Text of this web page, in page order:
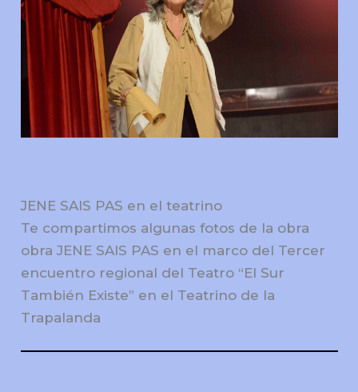
JENE SAIS PAS en el teatrino
Te compartimos algunas fotos de la obra
obra JENE SAIS PAS en el marco del Tercer
encuentro regional del Teatro “El Sur
También Existe” en el Teatrino de la
Trapalanda